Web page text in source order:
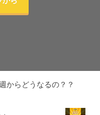
からどうなるの？？